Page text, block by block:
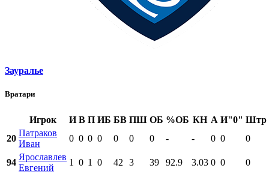
Зауралье
Вратари
Игрок И В П ИБ БВ ПШ ОБ %ОБ КН А И"0" Штр
20
Патраков
Иван
0 0 0 0 0 0 0 - - 0 0 0
94
Ярославлев
Евгений
1 0 1 0 42 3 39 92.9 3.03 0 0
0